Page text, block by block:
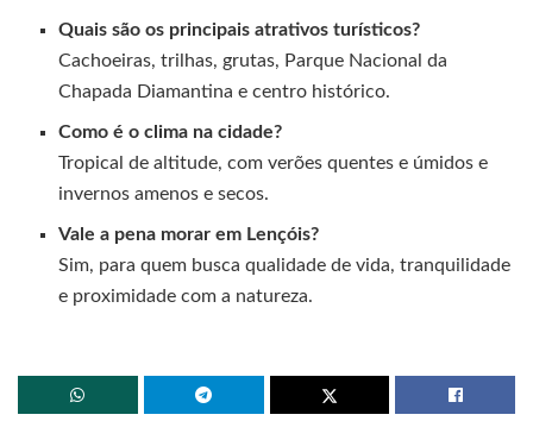
Quais são os principais atrativos turísticos?
Cachoeiras, trilhas, grutas, Parque Nacional da
Chapada Diamantina e centro histórico.
Como é o clima na cidade?
Tropical de altitude, com verões quentes e úmidos e
invernos amenos e secos.
Vale a pena morar em Lençóis?
Sim, para quem busca qualidade de vida, tranquilidade
e proximidade com a natureza.